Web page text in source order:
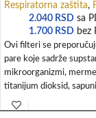
Respiratorna zaštita,
2.040 RSD sa
1.700 RSD bez
Ovi filteri se
pare koje sadrže
mikroorganizmi,
titanijum dioksid,
vuna, drvo,
vlakna, začini, so,